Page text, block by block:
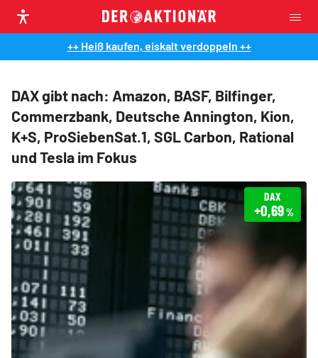
++ Heiß kaufen, eiskalt verdoppeln ++
DAX gibt nach: Amazon, BASF, Bilfinger,
Commerzbank, Deutsche Annington, Kion,
K+S, ProSiebenSat.1, SGL Carbon, Rational
und Tesla im Fokus
DAX
+0,69%